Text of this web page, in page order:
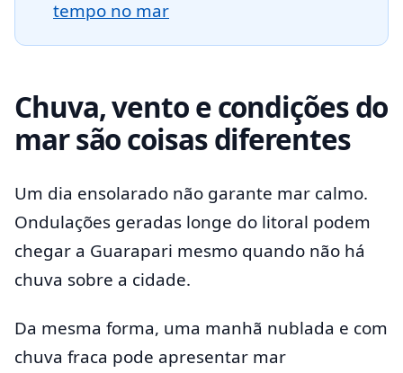
tempo no mar
Chuva, vento e condições do
mar são coisas diferentes
Um dia ensolarado não garante mar calmo.
Ondulações geradas longe do litoral podem
chegar a Guarapari mesmo quando não há
chuva sobre a cidade.
Da mesma forma, uma manhã nublada e com
chuva fraca pode apresentar mar